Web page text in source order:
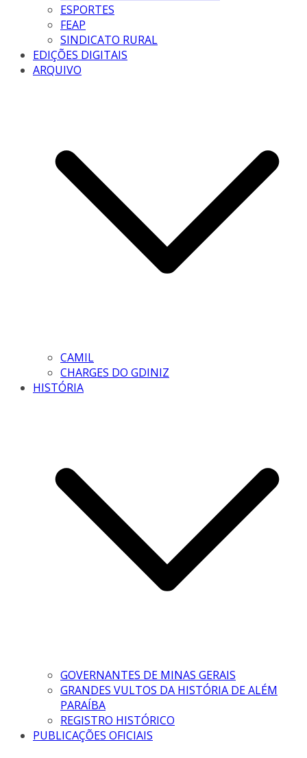
ESPORTES
FEAP
SINDICATO RURAL
EDIÇÕES DIGITAIS
ARQUIVO
CAMIL
CHARGES DO GDINIZ
HISTÓRIA
GOVERNANTES DE MINAS GERAIS
GRANDES VULTOS DA HISTÓRIA DE ALÉM
PARAÍBA
REGISTRO HISTÓRICO
PUBLICAÇÕES OFICIAIS